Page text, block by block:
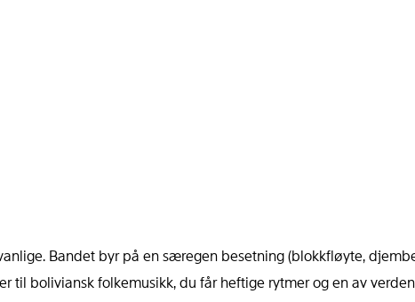
Bandet byr på en særegen besetning (blokkfløyte,
til boliviansk folkemusikk, du får heftige rytmer og en av